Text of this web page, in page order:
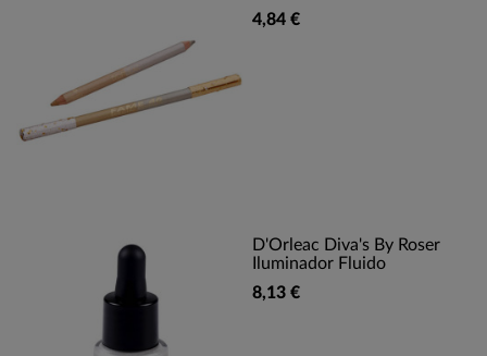
4,84 €
D'Orleac Diva's By Roser
Iluminador Fluido
8,13 €